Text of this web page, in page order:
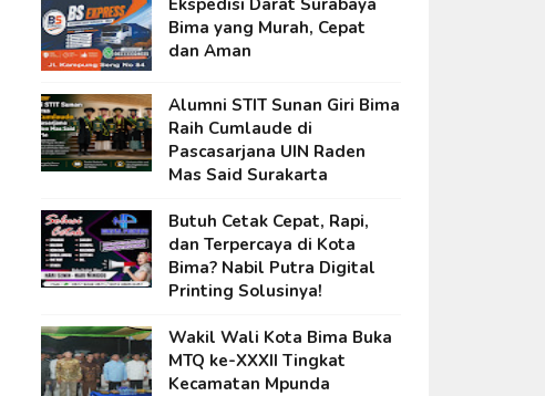
Bima yang Murah, Cepat
dan Aman
Alumni STIT Sunan Giri Bima
Raih Cumlaude di
Pascasarjana UIN Raden
Mas Said Surakarta
Butuh Cetak Cepat, Rapi,
dan Terpercaya di Kota
Bima? Nabil Putra Digital
Printing Solusinya!
Wakil Wali Kota Bima Buka
MTQ ke-XXXII Tingkat
Kecamatan Mpunda